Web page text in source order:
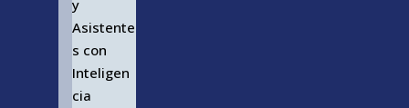
y
Asistente
s con
Inteligen
cia